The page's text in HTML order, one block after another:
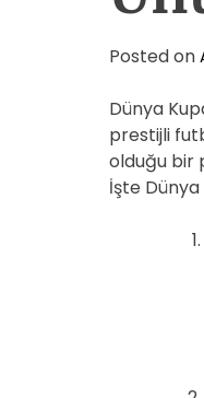
Posted on
Dünya
prestijli
olduğu bir
İşte